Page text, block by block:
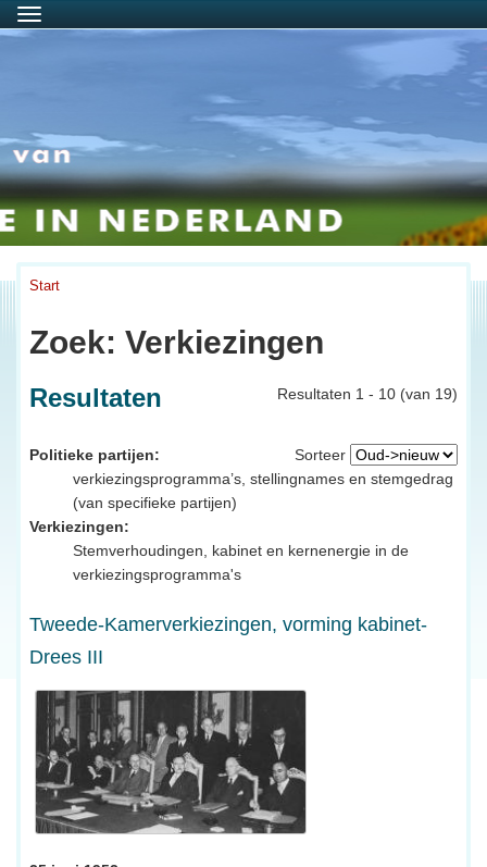
Menu
Start
Zoek: Verkiezingen
Resultaten 1 - 10 (van 19)
Resultaten
Sorteer
Politieke partijen:
verkiezingsprogramma’s, stellingnames en stemgedrag
(van specifieke partijen)
Verkiezingen:
Stemverhoudingen, kabinet en kernenergie in de
verkiezingsprogramma's
Tweede-Kamerverkiezingen, vorming kabinet-
Drees III